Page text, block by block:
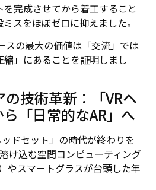
完成させてから着工すること
スをほぼゼロに抑えました。
スの最大の価値は「交流」では
」にあることを証明しまし
技術革新：「VRヘ
「日常的なAR」へ
ドセット」の時代が終わりを
け込む空間コンピューティング
やスマートグラスが台頭した年